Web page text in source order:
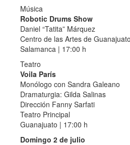
Música
Robotic Drums Show
Daniel “Tatita” Márquez
Centro de las Artes de Guanajuato
Salamanca | 17:00 h
Teatro
Voila París
Monólogo con Sandra Galeano
Dramaturgia: Gilda Salinas
Dirección Fanny Sarfati
Teatro Principal
Guanajuato | 17:00 h
Domingo 2 de julio